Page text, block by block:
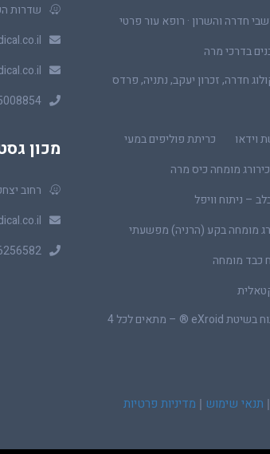
שדרות
מכון
רחוב יצחק רבין 10, מתחם
חדרה והשרון · רופא עור פרטי
בדרכי מרה
חדרה, זכרון יעקב, נתניה, פרדס
וידאו
כריתת פוליפים במעי
מומחה כיס מרה
– ניתוח וויפל
מומחה בקע (הרניה) מפשעתי
כבד מומחה
טיפול בטחורים ללא ניתוח בשיטת eXroid ® – מתאים לכל 4
תנאי שימוש | מדיניות פרטיות